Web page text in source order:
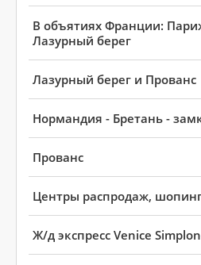
В объятиях Франции:
Лазурный берег
Лазурный берег и Прованс
Нормандия - Бретань -
Прованс
Центры распродаж,
Ж/д экспресс Venice